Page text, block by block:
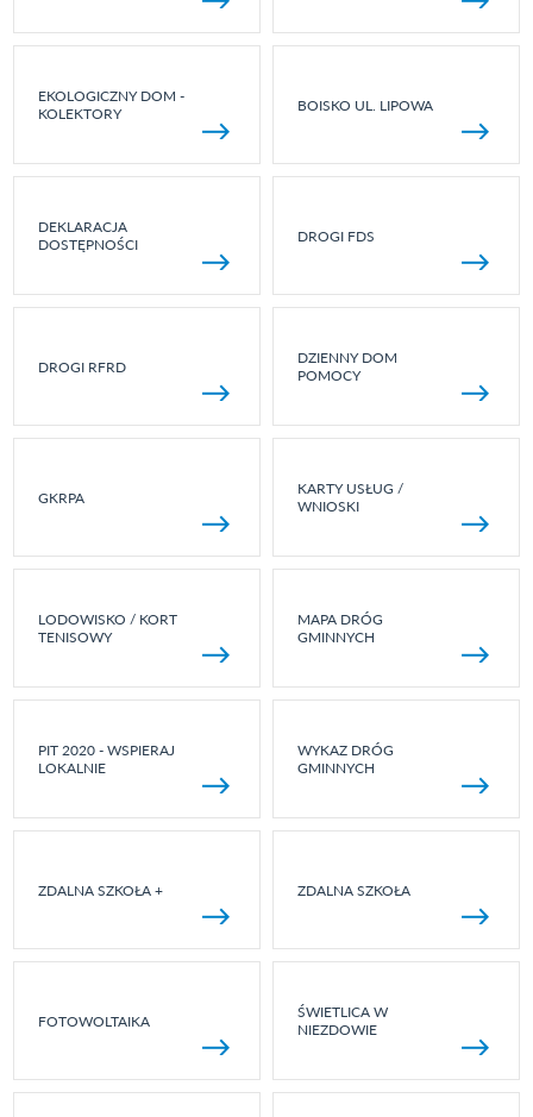
EKOLOGICZNY DOM -
KOLEKTORY
BOISKO UL. LIPOWA
DEKLARACJA
DOSTĘPNOŚCI
DROGI FDS
DROGI RFRD
DZIENNY DOM
POMOCY
GKRPA
KARTY USŁUG /
WNIOSKI
LODOWISKO / KORT
TENISOWY
MAPA DRÓG
GMINNYCH
PIT 2020 - WSPIERAJ
LOKALNIE
WYKAZ DRÓG
GMINNYCH
ZDALNA SZKOŁA + ZDALNA SZKOŁA
FOTOWOLTAIKA
ŚWIETLICA W
NIEZDOWIE